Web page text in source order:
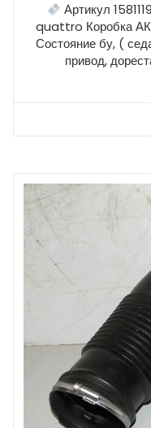
Артикул
quattro Коробка
Состояние бу, (
привод,